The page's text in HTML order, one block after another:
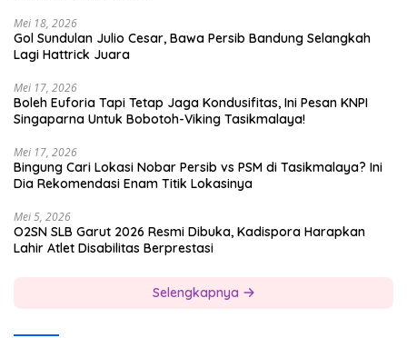
Mei 18, 2026
Gol Sundulan Julio Cesar, Bawa Persib Bandung Selangkah
Lagi Hattrick Juara
Mei 17, 2026
Boleh Euforia Tapi Tetap Jaga Kondusifitas, Ini Pesan KNPI
Singaparna Untuk Bobotoh-Viking Tasikmalaya!
Mei 17, 2026
Bingung Cari Lokasi Nobar Persib vs PSM di Tasikmalaya? Ini
Dia Rekomendasi Enam Titik Lokasinya
Mei 5, 2026
O2SN SLB Garut 2026 Resmi Dibuka, Kadispora Harapkan
Lahir Atlet Disabilitas Berprestasi
Selengkapnya